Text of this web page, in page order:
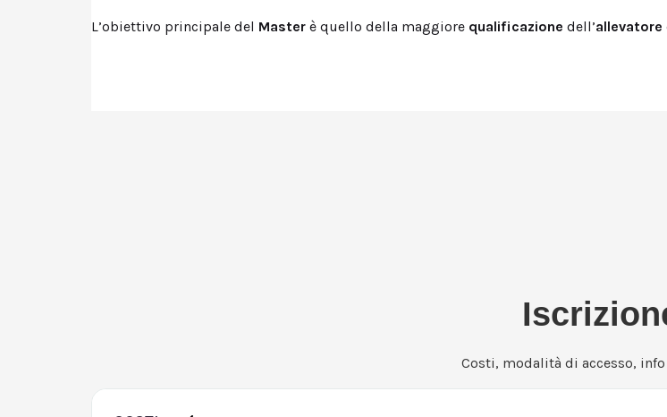
L’obiettivo principale del Master è quello della maggiore qualificazione dell’allevatore
Costi, modalità di accesso,